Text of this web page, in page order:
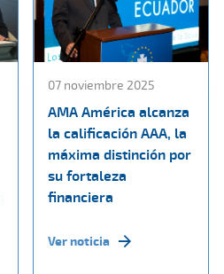
07 noviembre 2025
AMA América alcanza
la calificación AAA, la
máxima distinción por
su fortaleza
financiera
Ver noticia